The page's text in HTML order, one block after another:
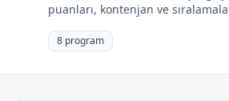
puanları, kontenjan ve
8 program